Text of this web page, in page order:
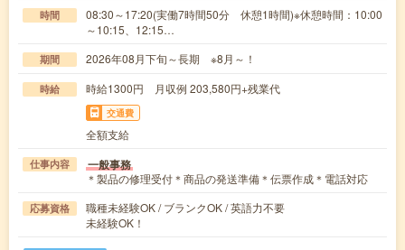
時間
08:30～17:20(実働7時間50分 休憩1時間)※休憩時間：10:00
～10:15、12:15…
期間 2026年08月下旬～長期 ※8月～！
時給 時給1300円 月収例 203,580円+残業代
交通費
全額支給
仕事内容 一般事務
＊製品の修理受付＊商品の発送準備＊伝票作成＊電話対応
応募資格
職種未経験OK / ブランクOK / 英語力不要
未経験OK！